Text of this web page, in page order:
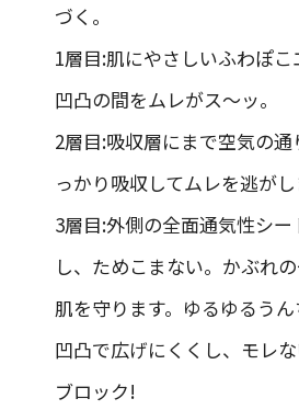
づく。
1層目:肌にやさしいふわぽこ
凹凸の間をムレがス〜ッ。
2層目:吸収層にまで空気の
っかり吸収してムレを逃がし
3層目:外側の全面通気性シ
し、ためこまない。かぶれ
肌を守ります。ゆるゆるう
凹凸で広げにくくし、モレ
ブロック!